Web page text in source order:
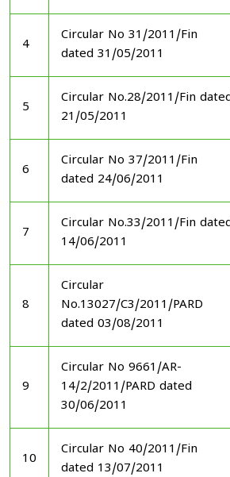
4
Circular No 31/2011/Fin
dated 31/05/2011
5
Circular No.28/2011/Fin
21/05/2011
6
Circular No 37/2011/Fin
dated 24/06/2011
7
Circular No.33/2011/Fin
14/06/2011
8
Circular
No.13027/C3/2011/PARD
dated 03/08/2011
9
Circular No 9661/AR-
14/2/2011/PARD dated
30/06/2011
10
Circular No 40/2011/Fin
dated 13/07/2011